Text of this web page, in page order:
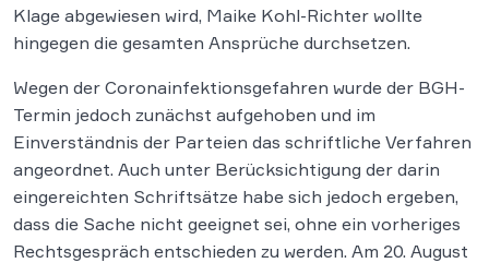
Klage abgewiesen wird, Maike Kohl-Richter wollte
hingegen die gesamten Ansprüche durchsetzen.
Wegen der Coronainfektionsgefahren wurde der BGH-
Termin jedoch zunächst aufgehoben und im
Einverständnis der Parteien das schriftliche Verfahren
angeordnet. Auch unter Berücksichtigung der darin
eingereichten Schriftsätze habe sich jedoch ergeben,
dass die Sache nicht geeignet sei, ohne ein vorheriges
Rechtsgespräch entschieden zu werden. Am 20. August